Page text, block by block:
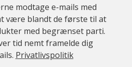
modtage e-mails med
være blandt de første til at
med begrænset parti.
tid nemt framelde dig
Privatlivspolitik